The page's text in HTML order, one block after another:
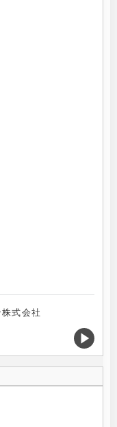
式会社